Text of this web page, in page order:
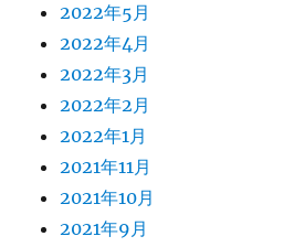
2022年5月
2022年4月
2022年3月
2022年2月
2022年1月
2021年11月
2021年10月
2021年9月